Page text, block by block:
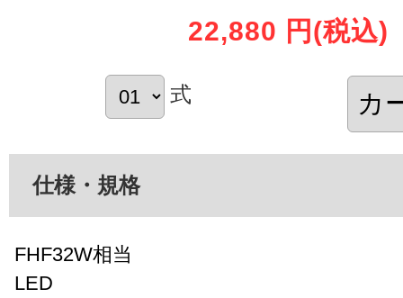
22,880 円 (税込)
式
仕様・規格
FHF32W相当
LED